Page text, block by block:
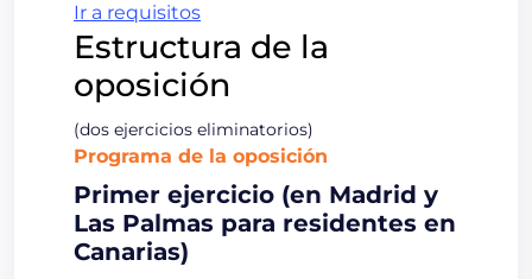
Ir a requisitos
Estructura de la
oposición
(dos ejercicios eliminatorios)
Programa de la oposición
Primer ejercicio (en Madrid y
Las Palmas para residentes en
Canarias)